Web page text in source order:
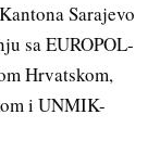
Sarajevo
sa EUROPOL-
Hrvatskom,
i UNMIK-